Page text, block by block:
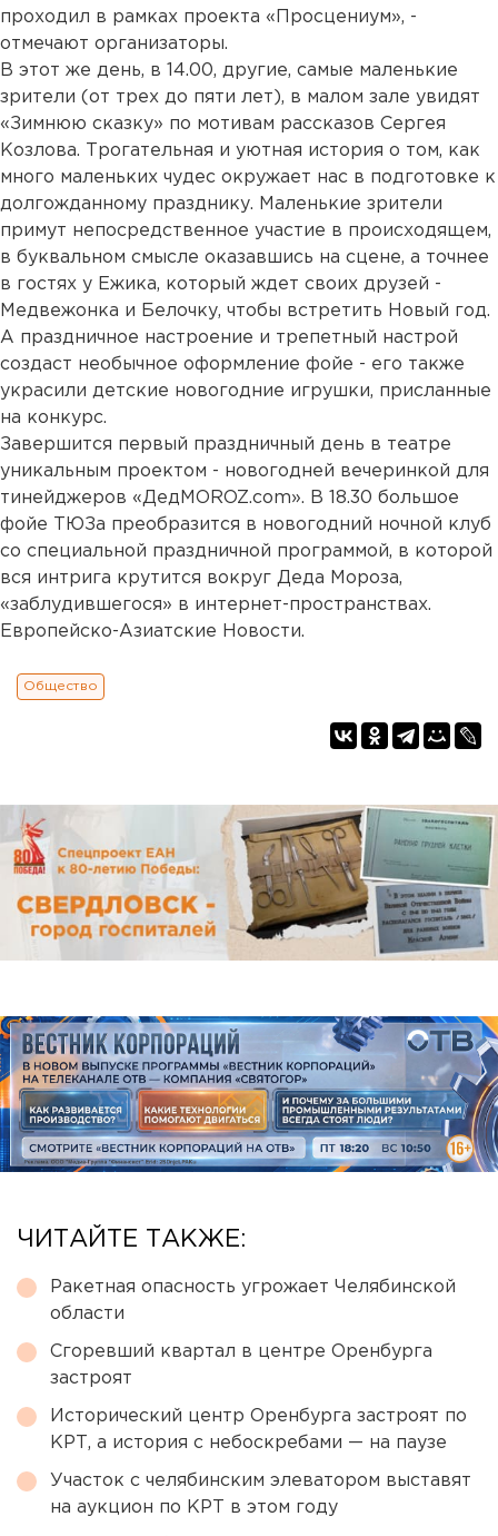
проходил в рамках проекта «Просцениум», -
отмечают организаторы.
В этот же день, в 14.00, другие, самые маленькие
зрители (от трех до пяти лет), в малом зале увидят
«Зимнюю сказку» по мотивам рассказов Сергея
Козлова. Трогательная и уютная история о том, как
много маленьких чудес окружает нас в подготовке к
долгожданному празднику. Маленькие зрители
примут непосредственное участие в происходящем,
в буквальном смысле оказавшись на сцене, а точнее
в гостях у Ежика, который ждет своих друзей -
Медвежонка и Белочку, чтобы встретить Новый год.
А праздничное настроение и трепетный настрой
создаст необычное оформление фойе - его также
украсили детские новогодние игрушки, присланные
на конкурс.
Завершится первый праздничный день в театре
уникальным проектом - новогодней вечеринкой для
тинейджеров «ДедMOROZ.com». В 18.30 большое
фойе ТЮЗа преобразится в новогодний ночной клуб
со специальной праздничной программой, в которой
вся интрига крутится вокруг Деда Мороза,
«заблудившегося» в интернет-пространствах.
Европейско-Азиатские Новости.
Общество
ЧИТАЙТЕ ТАКЖЕ:
Ракетная опасность угрожает Челябинской
области
Сгоревший квартал в центре Оренбурга
застроят
Исторический центр Оренбурга застроят по
КРТ, а история с небоскребами — на паузе
Участок с челябинским элеватором выставят
на аукцион по КРТ в этом году